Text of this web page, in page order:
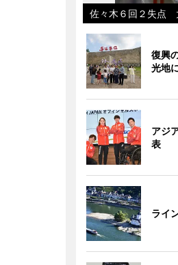
佐々木６回２失点
復興
光地
アジ
表
ライ